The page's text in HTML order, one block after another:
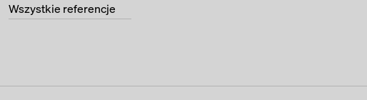
Wszystkie referencje